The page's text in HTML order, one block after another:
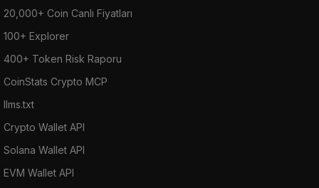
20,000+ Coin Canlı Fiyatları
100+ Explorer
400+ Token Risk Raporu
CoinStats Crypto MCP
llms.txt
Crypto Wallet API
Solana Wallet API
EVM Wallet API